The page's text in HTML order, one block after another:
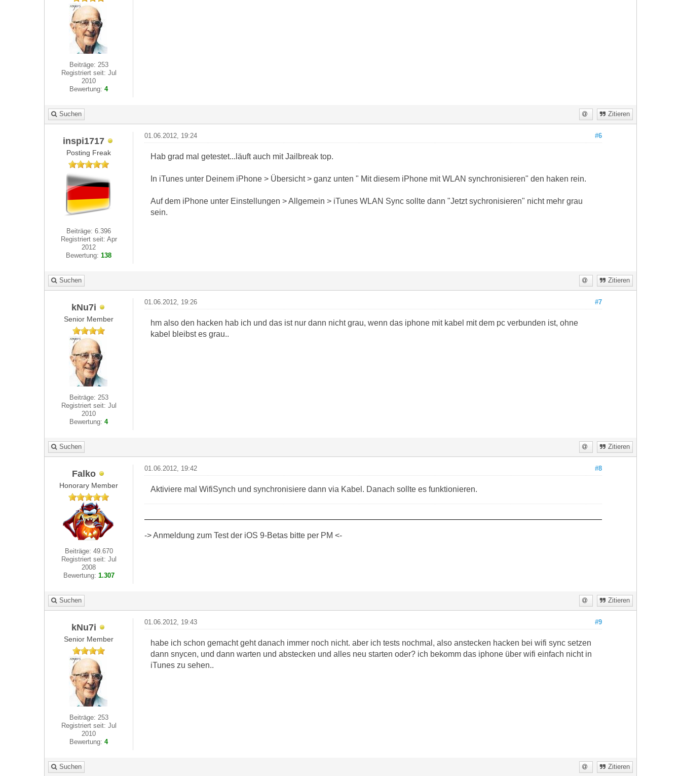
Beiträge: 253
Registriert seit: Jul
2010
Bewertung:4
Suchen Zitieren
inspi1717
Posting Freak
Beiträge: 6.396
Registriert seit: Apr
2012
Bewertung:138
#6
01.06.2012, 19:24
Hab grad mal getestet...läuft auch mit Jailbreak top.
In iTunes unter Deinem iPhone > Übersicht > ganz unten " Mit diesem iPhone mit WLAN synchronisieren" den haken rein.
Auf dem iPhone unter Einstellungen > Allgemein > iTunes WLAN Sync sollte dann "Jetzt sychronisieren" nicht mehr grau
sein.
Suchen Zitieren
kNu7i
Senior Member
Beiträge: 253
Registriert seit: Jul
2010
Bewertung:4
#7
01.06.2012, 19:26
hm also den hacken hab ich und das ist nur dann nicht grau, wenn das iphone mit kabel mit dem pc verbunden ist, ohne
kabel bleibst es grau..
Suchen Zitieren
Falko
Honorary Member
Beiträge: 49.670
Registriert seit: Jul
2008
Bewertung: 1.307
#8
01.06.2012, 19:42
Aktiviere mal WifiSynch und synchronisiere dann via Kabel. Danach sollte es funktionieren.
-> Anmeldung zum Test der iOS 9-Betas bitte per PM <-
Suchen Zitieren
kNu7i
Senior Member
Beiträge: 253
Registriert seit: Jul
2010
Bewertung:4
#9
01.06.2012, 19:43
habe ich schon gemacht geht danach immer noch nicht. aber ich tests nochmal, also anstecken hacken bei wifi sync setzen
dann snycen, und dann warten und abstecken und alles neu starten oder? ich bekomm das iphone über wifi einfach nicht in
iTunes zu sehen..
Suchen Zitieren